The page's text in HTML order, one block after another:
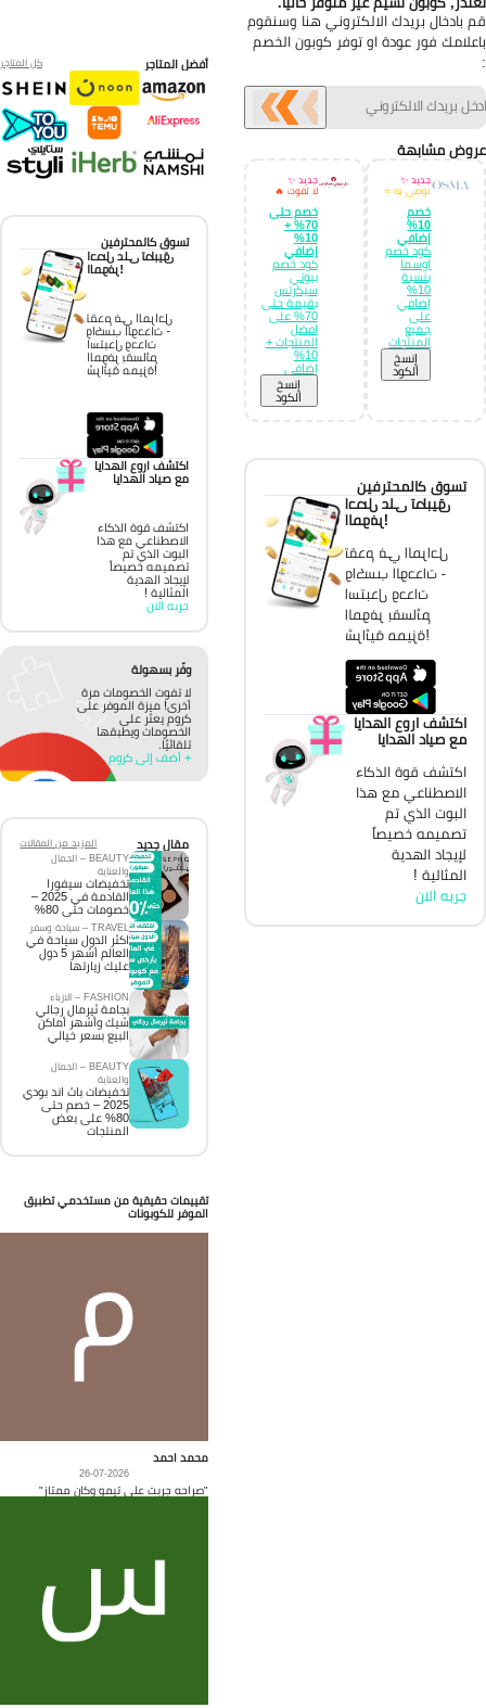
بادخال بريدك الالكتروني هنا وسنقوم
فور عودة او توفر كوبون الخصم
مشابهة
جديد ✨
نوصي به ⭐
خصم
10%
إضافي
كود خصم
اوسما
بنسبة
10%
إضافي
على
جميع
المنتجات
إِنسخ
الكود
جديد ✨
لا تفوت 🔥
خصم حتى
70% +
10%
إضافي
كود خصم
بيوتي
سيكرتس
بقيمة حتى
70% على
افضل
المنتجات +
10%
إضافي
إِنسخ
الكود
تسوق كالمحترفين
احصل على تطبيق
الموفر!
تقدم في المراحل
واكسب الوحدات -
استبدل وحدات
الموفر بقسائم
شرائية مميزة!
اكتشف اروع الهدايا
مع صياد الهدايا
اكتشف قوة الذكاء
الاصطناعي مع هذا
البوت الذي تم
تصميمه خصيصاً
لإيجاد الهدية
المثالية !
جربه الان
أفضل المتاجر كل المتاجر
تسوق كالمحترفين
احصل على تطبيق
الموفر!
تقدم في المراحل
واكسب الوحدات -
استبدل وحدات
الموفر بقسائم
شرائية مميزة!
اكتشف اروع الهدايا
مع صياد الهدايا
اكتشف قوة الذكاء
الاصطناعي مع هذا
البوت الذي تم
تصميمه خصيصاً
لإيجاد الهدية
المثالية !
جربه الان
وفّر بسهولة
لا تفوت الخصومات مرة
أخرى! ميزة الموفر على
كروم يعثر على
الخصومات ويطبقها
تلقائيًا.
+ أضف إلى كروم
مقال جديد
المزيد من المقالات
BEAUTY – الجمال
والعناية
تخفيضات سيفورا
القادمة في 2025 –
خصومات حتى 80%
TRAVEL – سياحة وسفر
اكثر الدول سياحة في
العالم أشهر 5 دول
عليك زيارتها
FASHION – الازياء
بجامة ثيرمال رجالي
شيك وأشهر أماكن
البيع بسعر خيالي
BEAUTY – الجمال
والعناية
تخفيضات باث اند بودي
2025 – خصم حتى
80% على بعض
المنتجات
تقييمات حقيقية من مستخدمي تطبيق
الموفر للكوبونات
محمد احمد
26-07-2026
"صراحه جربت على تيمو وكان ممتاز"